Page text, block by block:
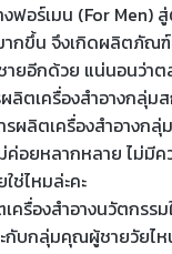
ฟอร์เมน (For Men)
กขึ้น จึงเกิดผลิตภัณฑ์
อีกด้วย แน่นอนว่าตล
ผลิตเครื่องสำอางกลุ่ม
ผลิตเครื่องสำอางกลุ่
ค่อยหลากหลาย ไม่มีค
ช่ไหมล่ะคะ
ครื่องสำอางนวัตกรร
กับกลุ่มคุณผู้ชายวัยไ